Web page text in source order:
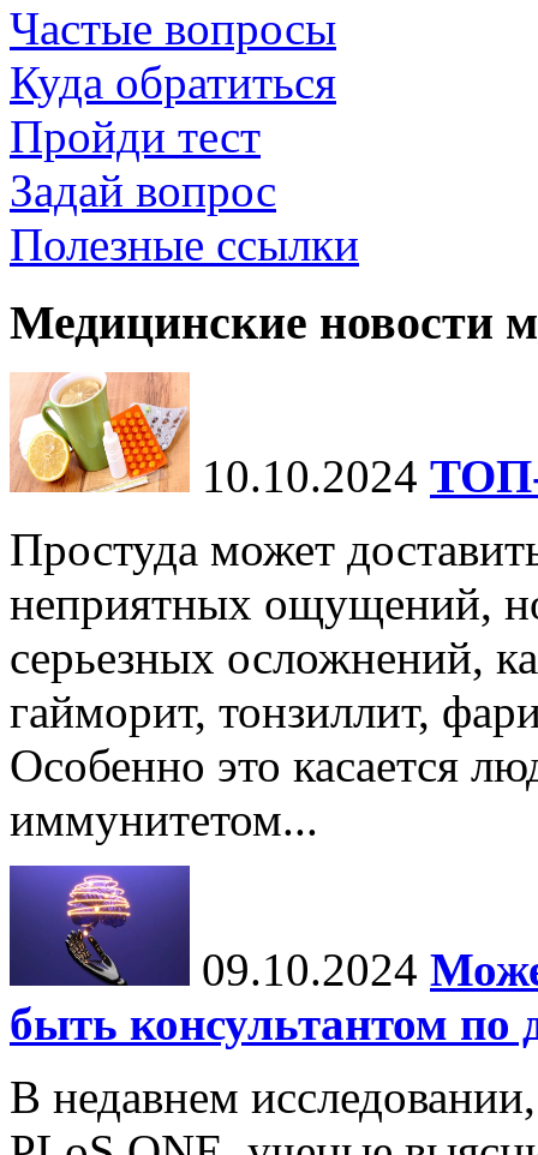
Частые вопросы
Куда обратиться
Пройди тест
Задай вопрос
Полезные ссылки
Медицинские новости
10.10.2024 ТОП-
Простуда может
неприятных ощущений,
серьезных осложнений,
гайморит, тонзиллит,
Особенно это касается
иммунитетом...
09.10.2024
быть консультантом по
В недавнем